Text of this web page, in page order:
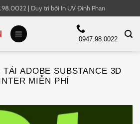
| Duy trì bởi In UV Đinh Phan
0947.98.0022
TẢI ADOBE SUBSTANCE 3D
MIỄN PHÍ